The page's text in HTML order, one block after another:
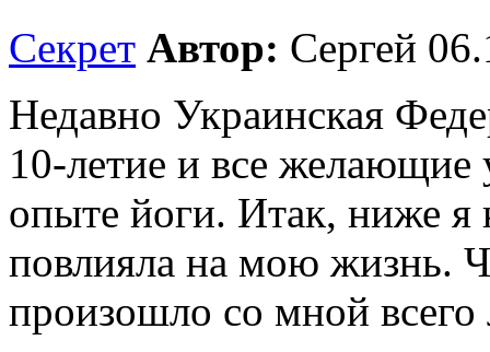
Секрет Автор: Сергей
Недавно Украинская
10-летие и все
опыте йоги. Итак, ниже я
повлияла на мою жизнь.
произошло со мной всего